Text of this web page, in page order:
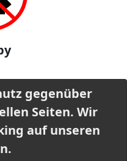
gegenüber
Seiten. Wir
auf unseren